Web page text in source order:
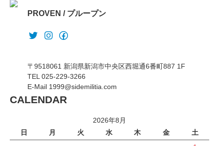
PROVEN / プループン
〒9518061 新潟県新潟市中央区西堀通6番町887 1F
TEL 025-229-3266
E-Mail 1999@sidemilitia.com
CALENDAR
2026年8月
日
月 火 水 木 金
土